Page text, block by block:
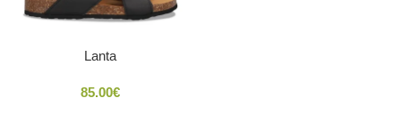
Lanta
85.00€